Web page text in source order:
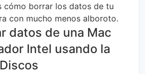
cómo borrar los datos de tu
con mucho menos alboroto.
datos de una Mac
Intel usando la